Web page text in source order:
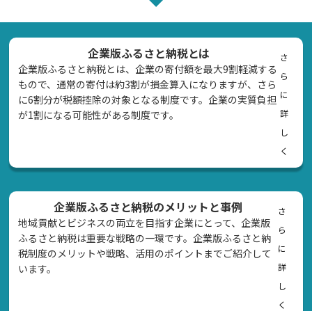
企業版ふるさと納税とは
企業版ふるさと納税とは、企業の寄付額を最大9割軽減する
もので、通常の寄付は約3割が損金算入になりますが、さら
に6割分が税額控除の対象となる制度です。企業の実質負担
が1割になる可能性がある制度です。
さ
ら
に
詳
し
く
企業版ふるさと納税のメリットと事例
地域貢献とビジネスの両立を目指す企業にとって、企業版
ふるさと納税は重要な戦略の一環です。企業版ふるさと納
税制度のメリットや戦略、活用のポイントまでご紹介して
います。
さ
ら
に
詳
し
く